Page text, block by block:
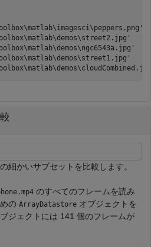
細かいサブセットを比較します。
のすべてのフレームを読み
の ArrayDatastore オブジェクトを
ジェクトには 141 個のフレームが